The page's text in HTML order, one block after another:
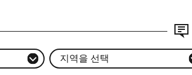
지역을 선택